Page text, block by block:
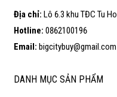
DANH MỤC SẢN PHẨM
Email: bigcitybuy@gmail.com
Địa chỉ: Lô 6.3 khu TĐC Tu
Hotline: 0862100196